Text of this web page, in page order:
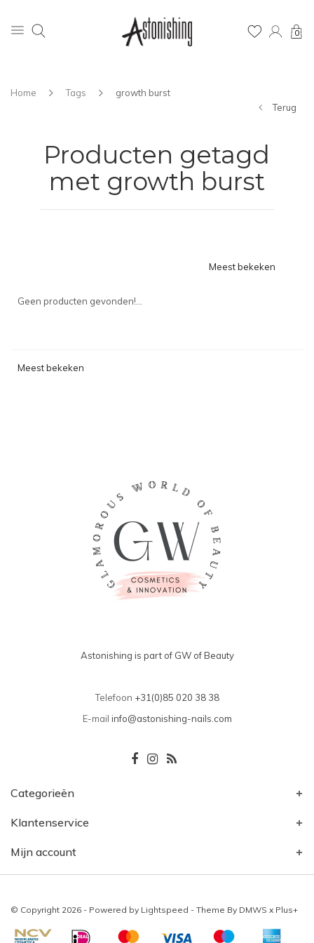
0
Home Tags
growth burst
Terug
Producten getagd
met growth burst
Meest bekeken
Geen producten gevonden!...
Meest bekeken
Astonishing is part of GW of Beauty
Telefoon +31(0)85 020 38 38
E-mail info@astonishing-nails.com
Categorieën
Klantenservice
Mijn account
© Copyright 2026 - Powered by Lightspeed - Theme By DMWS x Plus+